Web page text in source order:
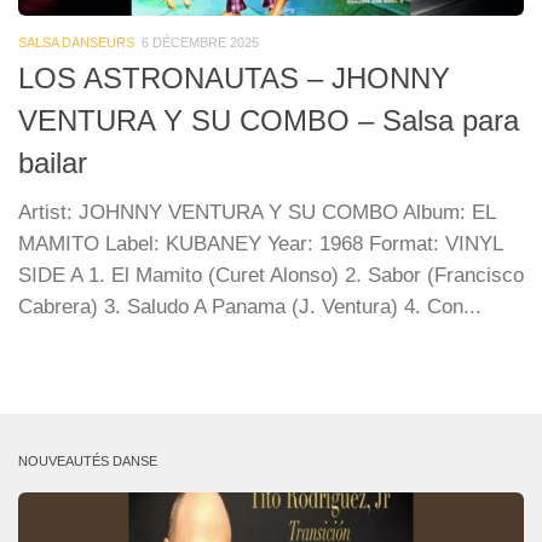
SALSA DANSEURS 6 DÉCEMBRE 2025
LOS ASTRONAUTAS – JHONNY
VENTURA Y SU COMBO – Salsa para
bailar
Artist: JOHNNY VENTURA Y SU COMBO Album: EL
MAMITO Label: KUBANEY Year: 1968 Format: VINYL
SIDE A 1. El Mamito (Curet Alonso) 2. Sabor (Francisco
Cabrera) 3. Saludo A Panama (J. Ventura) 4. Con...
NOUVEAUTÉS DANSE